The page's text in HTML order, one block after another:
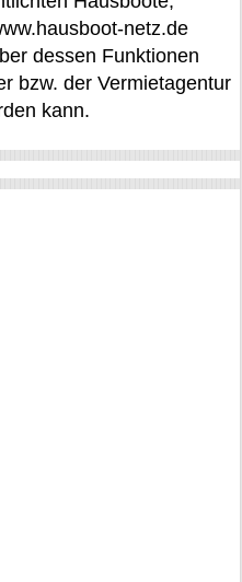
netz.de
dessen Funktionen
bzw. der Vermietagentur
kann.